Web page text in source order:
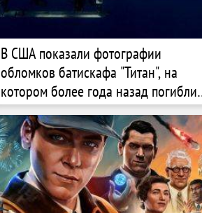
В США показали фотографии
обломков батискафа "Титан", на
котором более года назад погибли
пять человек